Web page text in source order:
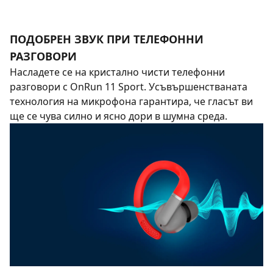
ПОДОБРЕН ЗВУК ПРИ ТЕЛЕФОННИ
РАЗГОВОРИ
Насладете се на кристално чисти телефонни
разговори с OnRun 11 Sport. Усъвършенстваната
технология на микрофона гарантира, че гласът ви
ще се чува силно и ясно дори в шумна среда.